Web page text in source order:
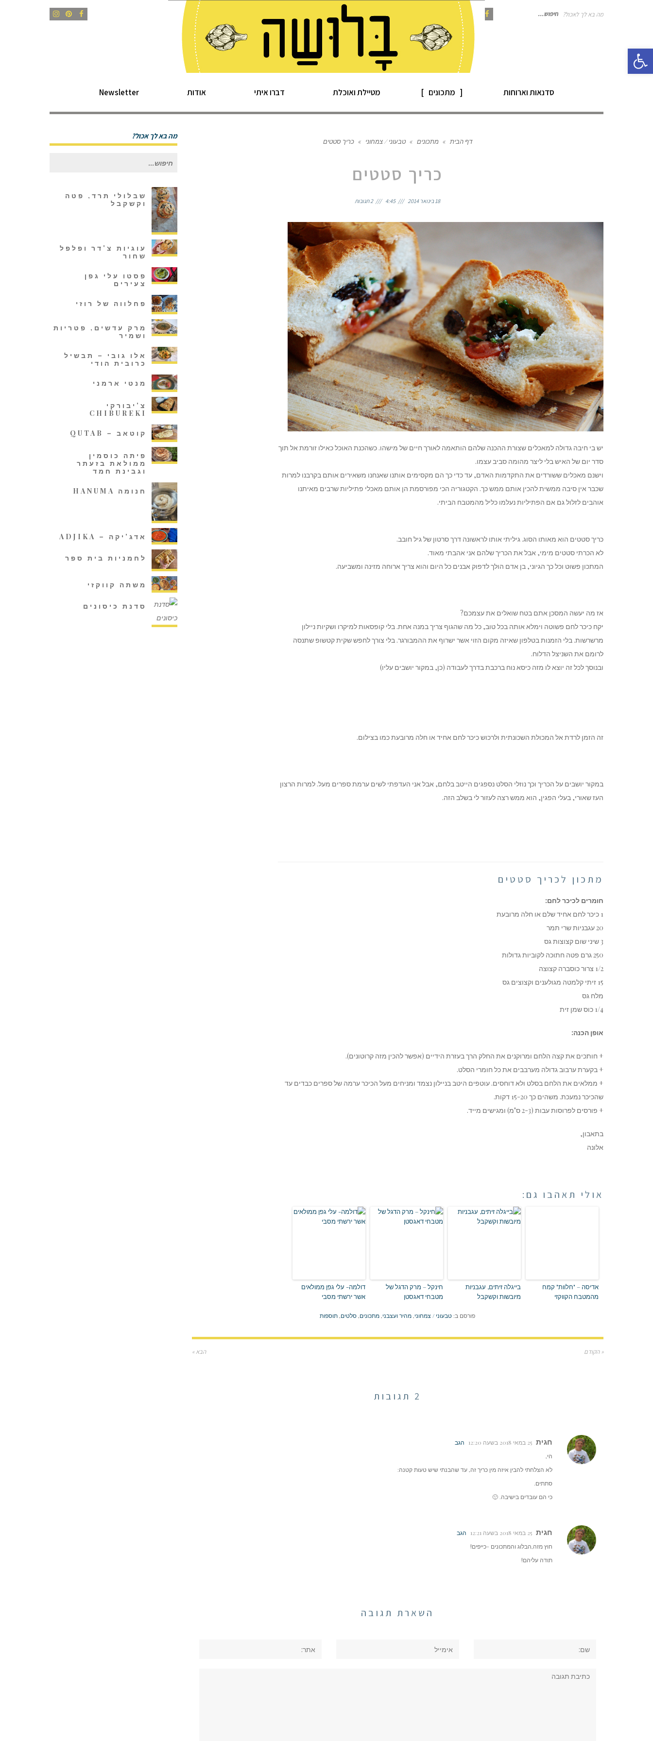
פתח סרגל נגישות
מה בא לך לאכול? חיפוש Facebook
Pinterest
Instagram
Facebook
Pinterest
Instagram
סדנאות וארוחות מתכונים מטיילת ואוכלת דברו איתי אודות Newsletter
דף הבית » מתכונים » טבעוני / צמחוני » כריך סטטים
כריך סטטים
18 בינואר 2014 4:45 2 תגובות
יש בי חיבה גדולה למאכלים שצורת ההכנה שלהם הותאמה לאורך חיים של מישהו. כשהכנת האוכל כאילו זורמת אל תוך
סדר יום של האיש בלי ליצר מהומה סביב עצמו.
וישנם מאכלים ששורדים את התקדמות האדם, עד כדי כך הם מקסימים אותנו שאנחנו משאירים אותם בקרבנו למרות
שכבר אין סיבה ממשית להכין אותם ממש כך. הקטגוריה הכי מפורסמת הן אותם מאכלי פתיליות שרבים מאיתנו
אוהבים לזלול גם אם הפתיליות נעלמו כליל מהמטבח הביתי.
כריך סטטים הוא מאותו הסוג. גיליתי אותו לראשונה דרך סרטון של גיל חובב.
לא הכרתי סטטים מימי, אבל את הכריך שלהם אני אהבתי מאוד.
המתכון פשוט וכל כך הגיוני, בן אדם הולך לדפוק אבנים כל היום והוא צריך ארוחה מזינה ומשביעה.
אז מה יעשה המסכן אתם בטח שואלים את עצמכם?
יקח כיכר לחם פשוטה וימלא אותה בכל טוב, כל מה שהגוף צריך במנה אחת. בלי קופסאות למיקרו ושקיות ניילון
מרשרשות. בלי הזמנות בטלפון שאיזה מקום הזוי אשר ישרוף את ההמבורגר. בלי צורך לחפש שקית קטשופ שתנסה
לרומם את השניצל הדלוח.
ובנוסך לכל זה יוצא לו מזה כיסא נוח ברכבת בדרך לעבודה (כן, במקור יושבים עליו)
זה הזמן לרדת אל המכולת השכונתית ולרכוש כיכר לחם אחיד או חלה מרובעת כמו בצילום.
במקור יושבים על הכריך וכך נוזלי הסלט נספגים הייטב בלחם, אבל אני העדפתי לשים ערמת ספרים מעל. למרות הרצון
העז שאורי, בעלי הפגין, הוא ממש רצה לעזור לי בשלב הזה.
מתכון לכריך סטטים
חומרים לכיכר לחם:
1 כיכר לחם אחיד שלם או חלה מרובעת
20 עגבניות שרי תמר
3 שיני שום קצוצות גס
250 גרם פטה חתוכה לקוביות גדולות
1/2 צרור כוסברה קצוצה
15 זיתי קלמטה מגולענים וקצוצים גס
מלח גס
1/4 כוס שמן זית
אופן הכנה:
+ חותכים את קצה הלחם ומרוקנים את החלק הרך בעזרת הידיים (אפשר להכין מזה קרוטונים).
+ בקערת ערבוב גדולה מערבבים את כל חומרי הסלט.
+ ממלאים את הלחם בסלט ולא דוחסים. עוטפים היטב בניילון נצמד ומניחים מעל הכיכר ערמה של ספרים כבדים עד
שהכיכר נמעכת. משהים כך 15-20 דקות.
+ פורסים לפרוסות עבות (2-3 ס"מ) ומגישים מייד.
בתאבון,
אלונה
אולי תאהבו גם:
אדיסה – "חלוות" קמח
מהמטבח הקווקזי
בייגלה זיתים, עגבניות
מיובשות וקשקבל
חינקל – מרק הדגל של
מטבחי דאגסטן
דולמה- עלי גפן ממולאים
אשר ירשתי מסבי
פורסם ב: טבעוני / צמחוני,מהיר ועצבני,מתכונים,סלטים,תוספות
« הקודם הבא »
2 תגובות
חגית 25 במאי 2018 בשעה 12:20
הגב
הי,
לא הצלחתי להבין איזה מין כריך זה, עד שהבנתי שיש טעות קטנה:
סתתים.
כי הם עובדים בישיבה. 🙂
חגית 25 במאי 2018 בשעה 12:21
הגב
חוץ מזה,הבלוג והמתכונים -כייפים!
תודה עליהם!
השארת תגובה
מה בא לך אכול?
שבלולי תרד, פטה
וקשקבל
עוגיות צ'דר ופלפל
שחור
פסטו עלי גפן
צעירים
פחלווה של רוזי
מרק עדשים, פטריות
ושמיר
אלו גובי – תבשיל
כרובית הודי
מנטי ארמני
צ'יבורקי
CHIBUREKI
קוטאב – QUTAB
פיתה כוסמין
ממולאת בזעתר
וגבינת חמד
חנומה HANUMA
אדג'יקה – ADJIKA
לחמניות בית ספר
משתה קווקזי
סדנת כיסונים